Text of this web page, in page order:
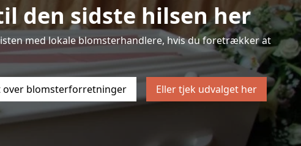
den sidste hilsen her
med lokale blomsterhandlere, hvis du foretrækker at
over blomsterforretninger Eller tjek udvalget her